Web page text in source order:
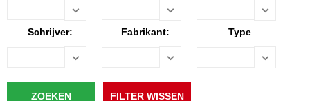
Schrijver: Fabrikant: Type